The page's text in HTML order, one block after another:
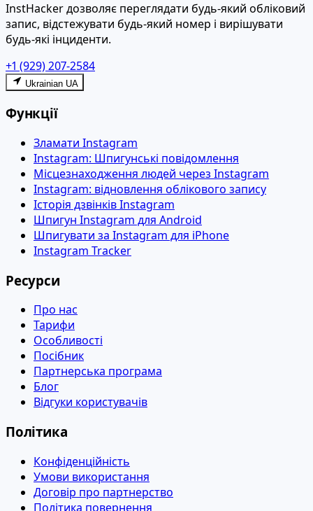
InstHacker дозволяє переглядати будь-який обліковий
запис, відстежувати будь-який номер і вирішувати
будь-які інциденти.
+1 (929) 207-2584
Ukrainian UA
Функції
Зламати Instagram
Instagram: Шпигунські повідомлення
Місцезнаходження людей через Instagram
Instagram: відновлення облікового запису
Історія дзвінків Instagram
Шпигун Instagram для Android
Шпигувати за Instagram для iPhone
Instagram Tracker
Ресурси
Про нас
Тарифи
Особливості
Посібник
Партнерська програма
Блог
Відгуки користувачів
Політика
Конфіденційність
Умови використання
Договір про партнерство
Політика повернення